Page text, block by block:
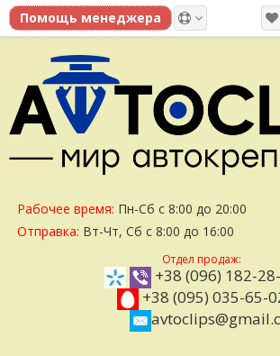
Рабочее время: Пн-Сб с 8:00 до 20:00
Отправка: Вт-Чт, Сб с 8:00 до 16:00
Отдел продаж:
+38 (096) 182-
+38 (095) 035-65-